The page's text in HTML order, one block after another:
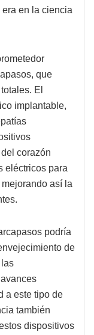
en la ciencia
que
El
implantable,
corazón
eléctricos para
así la
podría
de
a este tipo de
también
dispositivos